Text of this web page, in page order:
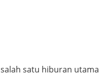
satu hiburan utama